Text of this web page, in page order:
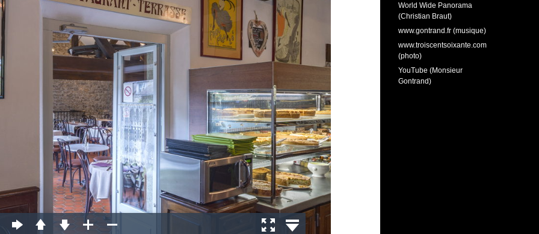
World Wide Panorama
(Christian Braut)
www.gontrand.fr (musique)
www.troiscentsoixante.com
(photo)
YouTube (Monsieur
Gontrand)